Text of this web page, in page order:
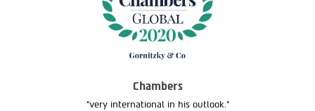
Chambers
"very international in his outlook."